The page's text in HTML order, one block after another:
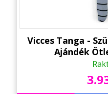
Vicces Tanga -
Ajándék